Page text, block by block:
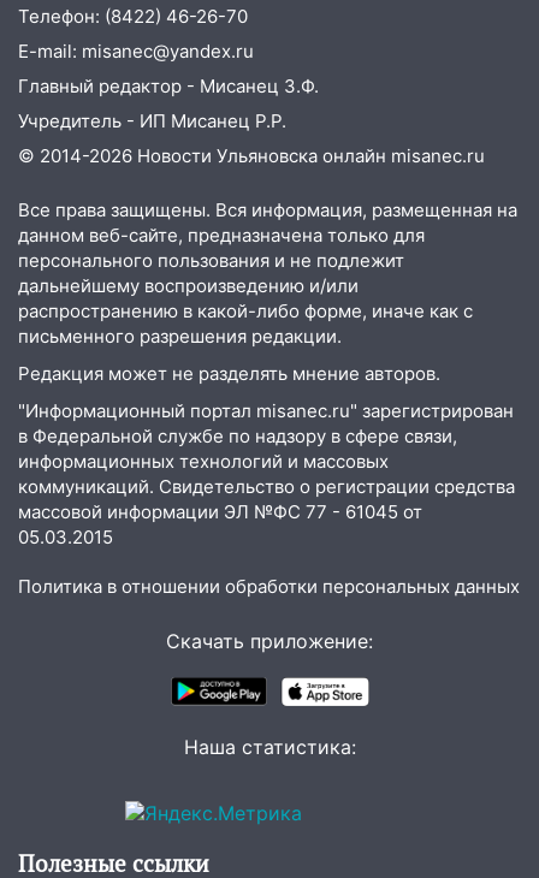
14:16 Шторм продолжает ломать город:
на улице Любови Шевцовой рухнул
14:14 Студента из Ульяновска обманули
мошенники под видом преподавателя
упавшее дерево или затопленную улицу
после непогоды
13:59 В Новом городе ураганным
ветром сорвало опалубку со
строящегося дома
13:54
В мэрии Ульяновска рассказали,
как устраняют последствия мощного
шторма
13:49 Стихия продолжает крушить
Ульяновск: дерево рухнуло на дом на
Орджоникидзе
13:47
На Нижней Террасе мощным
ветром вырвало дерево с корнем
Сильный ветер сорвал крышу с
СТО на проспекте Созидателей
транспорту: в Ульяновске трамвай
Упавшие деревья перекрыли
Телефон: (8422) 46-26-70
E-mail: misanec@yandex.ru
Главный редактор - Мисанец З.Ф.
Учредитель - ИП Мисанец Р.Р.
© 2014-2026 Новости Ульяновска онлайн misanec.ru
Все права защищены. Вся информация, размещенная на
данном веб-сайте, предназначена только для
персонального пользования и не подлежит
дальнейшему воспроизведению и/или
распространению в какой-либо форме, иначе как с
письменного разрешения редакции.
Редакция может не разделять мнение авторов.
"Информационный портал misanec.ru" зарегистрирован
в Федеральной службе по надзору в сфере связи,
информационных технологий и массовых
коммуникаций. Свидетельство о регистрации средства
массовой информации ЭЛ №ФС 77 - 61045 от
05.03.2015
Политика в отношении обработки персональных данных
Скачать приложение:
Наша статистика:
Полезные ссылки